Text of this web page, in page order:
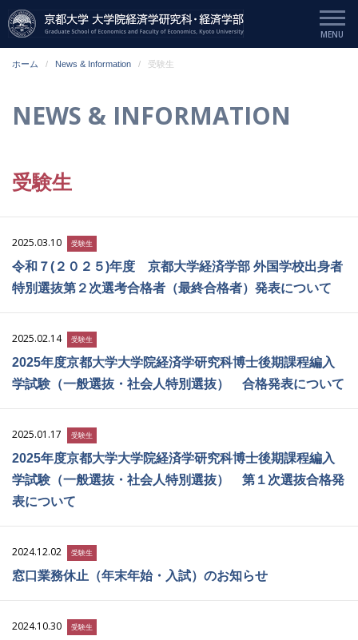
ホーム News & Information 受験生
NEWS & INFORMATION
受験生
2025.03.10 受験生
令和７(２０２５)年度 京都大学経済学部 外国学校出身者
特別選抜第２次選考合格者（最終合格者）発表について
2025.02.14 受験生
2025年度京都大学大学院経済学研究科博士後期課程編入
学試験（一般選抜・社会人特別選抜） 合格発表について
2025.01.17 受験生
2025年度京都大学大学院経済学研究科博士後期課程編入
学試験（一般選抜・社会人特別選抜） 第１次選抜合格発
表について
2024.12.02 受験生
窓口業務休止（年末年始・入試）のお知らせ
2024.10.30 受験生